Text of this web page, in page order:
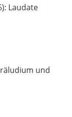
Laudate
und